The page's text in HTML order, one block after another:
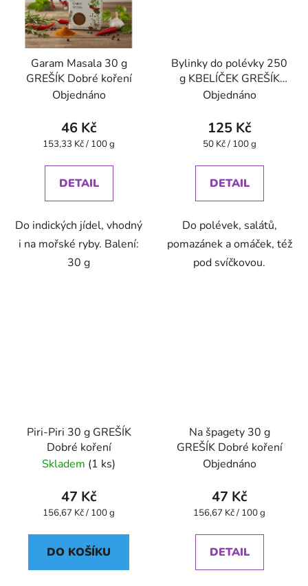
Garam Masala 30 g
GREŠÍK Dobré koření
Objednáno
46 Kč
Měrná
153,33 Kč / 100 g
DETAIL
Do indických jídel, vhodný
i na mořské ryby. Balení:
30 g
Bylinky do polévky 250
g KBELÍČEK GREŠÍK
Dobré koření
Objednáno
125 Kč
Měrná
50 Kč / 100 g
DETAIL
Do polévek, salátů,
pomazánek a omáček, též
pod svíčkovou.
Piri-Piri 30 g GREŠÍK
Dobré koření
Skladem (1 ks)
47 Kč
Měrná
156,67 Kč / 100 g
DO KOŠÍKU
Na špagety 30 g
GREŠÍK Dobré koření
Objednáno
47 Kč
Měrná
156,67 Kč / 100 g
DETAIL